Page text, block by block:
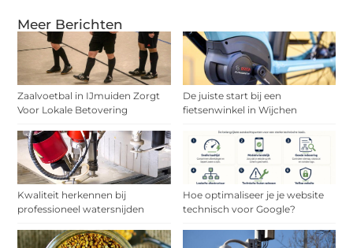
Meer Berichten
Zaalvoetbal in IJmuiden Zorgt
Voor Lokale Betovering
De juiste start bij een
fietsenwinkel in Wijchen
Kwaliteit herkennen bij
professioneel watersnijden
Hoe optimaliseer je je website
technisch voor Google?